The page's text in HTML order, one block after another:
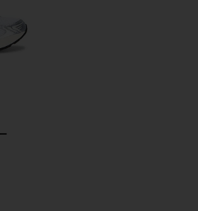
GEL-SD-LYTE スニーカー